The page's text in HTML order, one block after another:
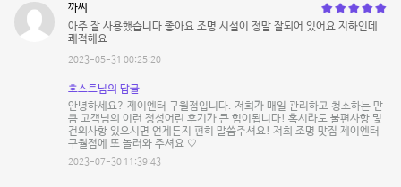
까씨
아주 잘 사용했습니다 좋아요 조명 시설이 정말 잘되어 있어요 지하인데
쾌적해요
2023-05-31 00:25:20
호스트님의 답글
안녕하세요? 제이엔터 구월점입니다. 저희가 매일 관리하고 청소하는 만
큼 고객님의 이런 정성어린 후기가 큰 힘이됩니다! 혹시라도 불편사항 및
건의사항 있으시면 언제든지 편히 말씀주셔요! 저희 조명 맛집 제이엔터
구월점에 또 놀러와 주셔요 ♡
2023-07-30 11:39:43